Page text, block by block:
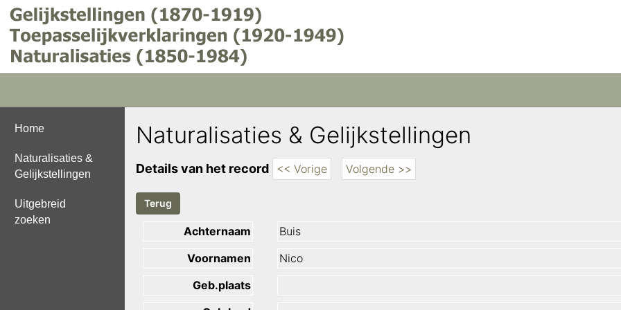
Home
Naturalisaties &
Gelijkstellingen
Uitgebreid
zoeken
Naturalisaties & Gelijkstellingen
Details van het record << Vorige Volgende >>
Achternaam
Buis
Voornamen
Nico
Geb.plaats